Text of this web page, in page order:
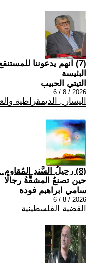
(7) انهم يدعوننا
البئيسة
التيتي الحبيب
2026 / 8 / 6
اليسار , الديمقراطية
(8) رحيلُ السَّندِ
حين تصنعُ المشقَّةُ رجالًا
سامي ابراهيم فودة
2026 / 8 / 6
القضية الفلسطينية